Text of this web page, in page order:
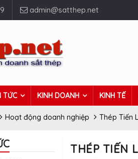
admin@satthep.net
TỨC KINH DOANH KINH TẾ
Hoạt động doanh nghiệp Thép Tiến
THÉP TIẾN